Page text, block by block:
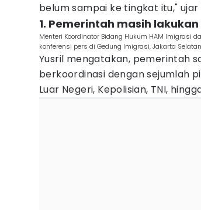
belum sampai ke tingkat itu," ujar
1. Pemerintah masih
Menteri Koordinator Bidang Hukum HAM Imigrasi
konferensi pers di Gedung Imigrasi, Jakarta
Yusril mengatakan, pemerintah
berkoordinasi dengan sejumlah
Luar Negeri, Kepolisian, TNI,